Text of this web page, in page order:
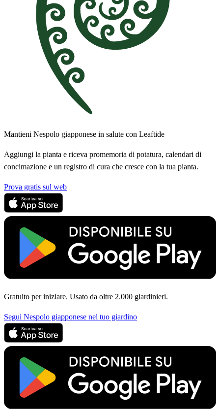
Mantieni Nespolo giapponese in salute con Leaftide
Aggiungi la pianta e riceva promemoria di potatura, calendari di
concimazione e un registro di cura che cresce con la tua pianta.
Prova gratis sul web
Gratuito per iniziare. Usato da oltre 2.000 giardinieri.
Segui Nespolo giapponese nel tuo giardino